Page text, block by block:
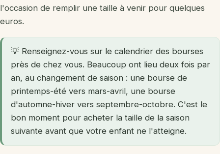
l'occasion de remplir une taille à venir pour quelques
euros.
💡 Renseignez-vous sur le calendrier des bourses
près de chez vous. Beaucoup ont lieu deux fois par
an, au changement de saison : une bourse de
printemps-été vers mars-avril, une bourse
d'automne-hiver vers septembre-octobre. C'est le
bon moment pour acheter la taille de la saison
suivante avant que votre enfant ne l'atteigne.